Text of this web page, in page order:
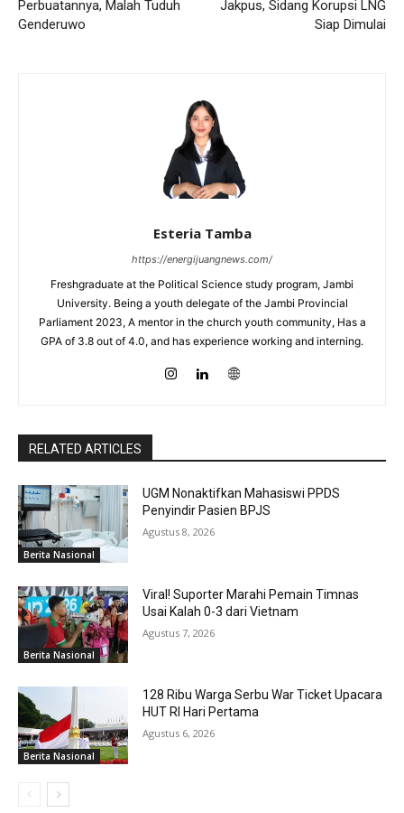
Perbuatannya, Malah Tuduh
Genderuwo
Jakpus, Sidang Korupsi LNG
Siap Dimulai
Esteria Tamba
https://energijuangnews.com/
Freshgraduate at the Political Science study program, Jambi
University. Being a youth delegate of the Jambi Provincial
Parliament 2023, A mentor in the church youth community, Has a
GPA of 3.8 out of 4.0, and has experience working and interning.
RELATED ARTICLES
Berita Nasional
UGM Nonaktifkan Mahasiswi PPDS
Penyindir Pasien BPJS
Agustus 8, 2026
Berita Nasional
Viral! Suporter Marahi Pemain Timnas
Usai Kalah 0-3 dari Vietnam
Agustus 7, 2026
Berita Nasional
128 Ribu Warga Serbu War Ticket Upacara
HUT RI Hari Pertama
Agustus 6, 2026